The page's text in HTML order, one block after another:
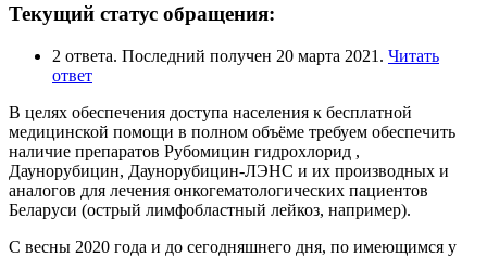
Текущий статус обращения:
2 ответа. Последний получен 20 марта 2021. Читать
ответ
В целях обеспечения доступа населения к бесплатной
медицинской помощи в полном объёме требуем обеспечить
наличие препаратов Рубомицин гидрохлорид ,
Даунорубицин, Даунорубицин-ЛЭНС и их производных и
аналогов для лечения онкогематологических пациентов
Беларуси (острый лимфобластный лейкоз, например).
С весны 2020 года и до сегодняшнего дня, по имеющимся у